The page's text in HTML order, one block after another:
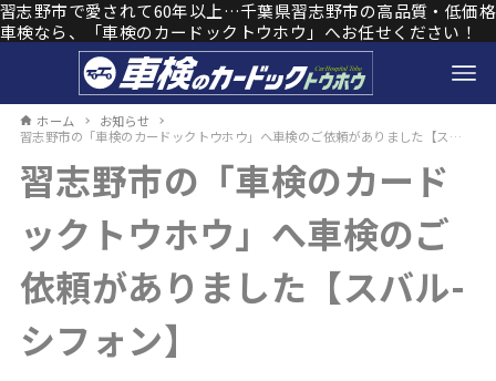
習志野市で愛されて60年以上…千葉県習志野市の高品質・低価格
車検なら、「車検のカードックトウホウ」へお任せください！
ホーム
お知らせ
習志野市の「車検のカードックトウホウ」へ車検のご依頼がありました【スバル-シフォン】
習志野市の「車検のカード
ックトウホウ」へ車検のご
依頼がありました【スバル-
シフォン】